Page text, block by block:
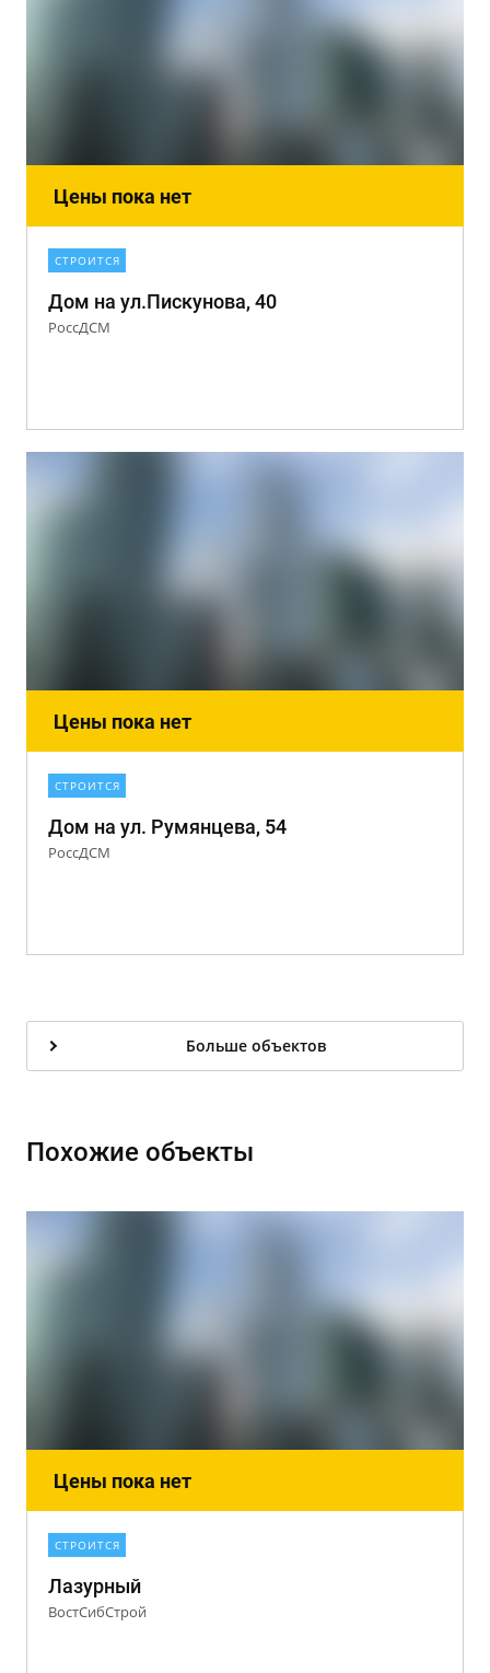
Цены пока нет
СТРОИТСЯ
Дом на ул.Пискунова, 40
РоссДСМ
Цены пока нет
СТРОИТСЯ
Дом на ул. Румянцева, 54
РоссДСМ
Больше объектов
Похожие объекты
Цены пока нет
СТРОИТСЯ
Лазурный
ВостСибСтрой